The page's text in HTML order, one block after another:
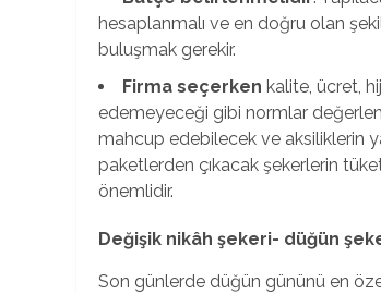
hesaplanmalı ve en doğru olan
buluşmak gerekir.
Firma seçerken kalite, ücret,
edemeyeceği gibi normlar
mahcup edebilecek ve aksiliklerin
paketlerden çıkacak şekerlerin
önemlidir.
Değişik nikâh şekeri- düğün
Son günlerde düğün gününü en